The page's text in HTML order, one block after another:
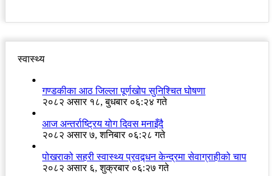
स्वास्थ्य
गण्डकीका आठ जिल्ला पूर्णखोप सुनिश्चित घोषणा
२०८२ असार १८, बुधबार ०६:२४ गते
आज अन्तर्राष्ट्रिय योग दिवस मनाइँदै
२०८२ असार ७, शनिबार ०६:२८ गते
पोखराको सहरी स्वास्थ्य प्रवद्र्धन केन्द्रमा सेवाग्राहीको चाप
२०८२ असार ६, शुक्रबार ०६:२७ गते